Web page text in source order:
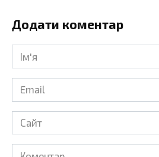
Додати коментар
Ім'я
Email
Сайт
Коментар